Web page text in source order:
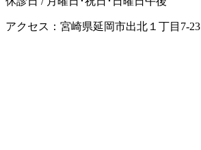
アクセス：宮崎県延岡市出北１丁目7-23